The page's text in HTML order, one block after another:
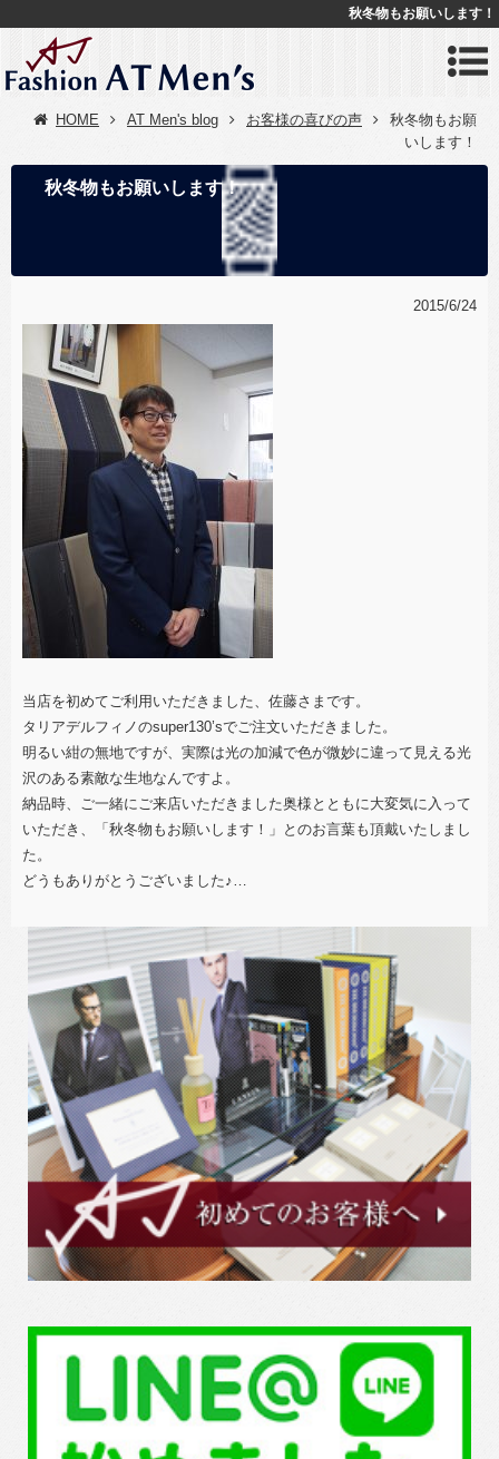
秋冬物もお願いします！
HOME AT Men's blog お客様の喜びの声
秋冬物もお願
いします！
秋冬物もお願いします！
2015/6/24
当店を初めてご利用いただきました、佐藤さまです。
タリアデルフィノのsuper130’sでご注文いただきました。
明るい紺の無地ですが、実際は光の加減で色が微妙に違って見える光
沢のある素敵な生地なんですよ。
納品時、ご一緒にご来店いただきました奥様とともに大変気に入って
いただき、「秋冬物もお願いします！」とのお言葉も頂戴いたしまし
た。
どうもありがとうございました♪